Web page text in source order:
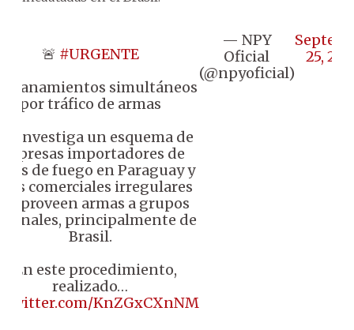
🚨 #URGENTE
Allanamientos simultáneos
por tráfico de armas
investiga un esquema de
importadores de
de fuego en Paraguay y
comerciales irregulares
proveen armas a grupos
principalmente de
Brasil.
♦️ En este procedimiento,
realizado…
KnZGxCXnNM
— NPY
Oficial
(@npyoficial)
25,